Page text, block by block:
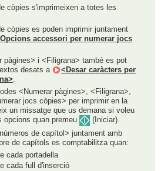
còpies s'imprimeixen a totes les
còpies es poden imprimir juntament
accessori per numerar jocs
pàgines> i <Filigrana> també es pot
desats a
<Desar caràcters per
.
<Numerar pàgines>, <Filigrana>,
jocs còpies> per imprimir en la
un missatge que us demana si voleu
opcions quan premeu
(Iniciar).
de capítol> juntament amb
de capítols es comptabilitza quan:
cada portadella
cada full d'inserció